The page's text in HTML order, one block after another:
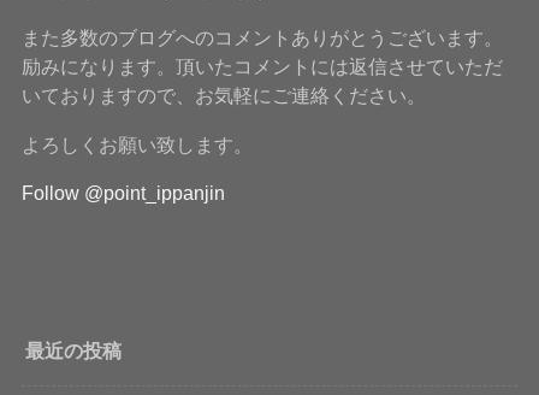
また多数のブログへのコメントありがとうございます。
励みになります。頂いたコメントには返信させていただ
いておりますので、お気軽にご連絡ください。
よろしくお願い致します。
Follow @point_ippanjin
最近の投稿